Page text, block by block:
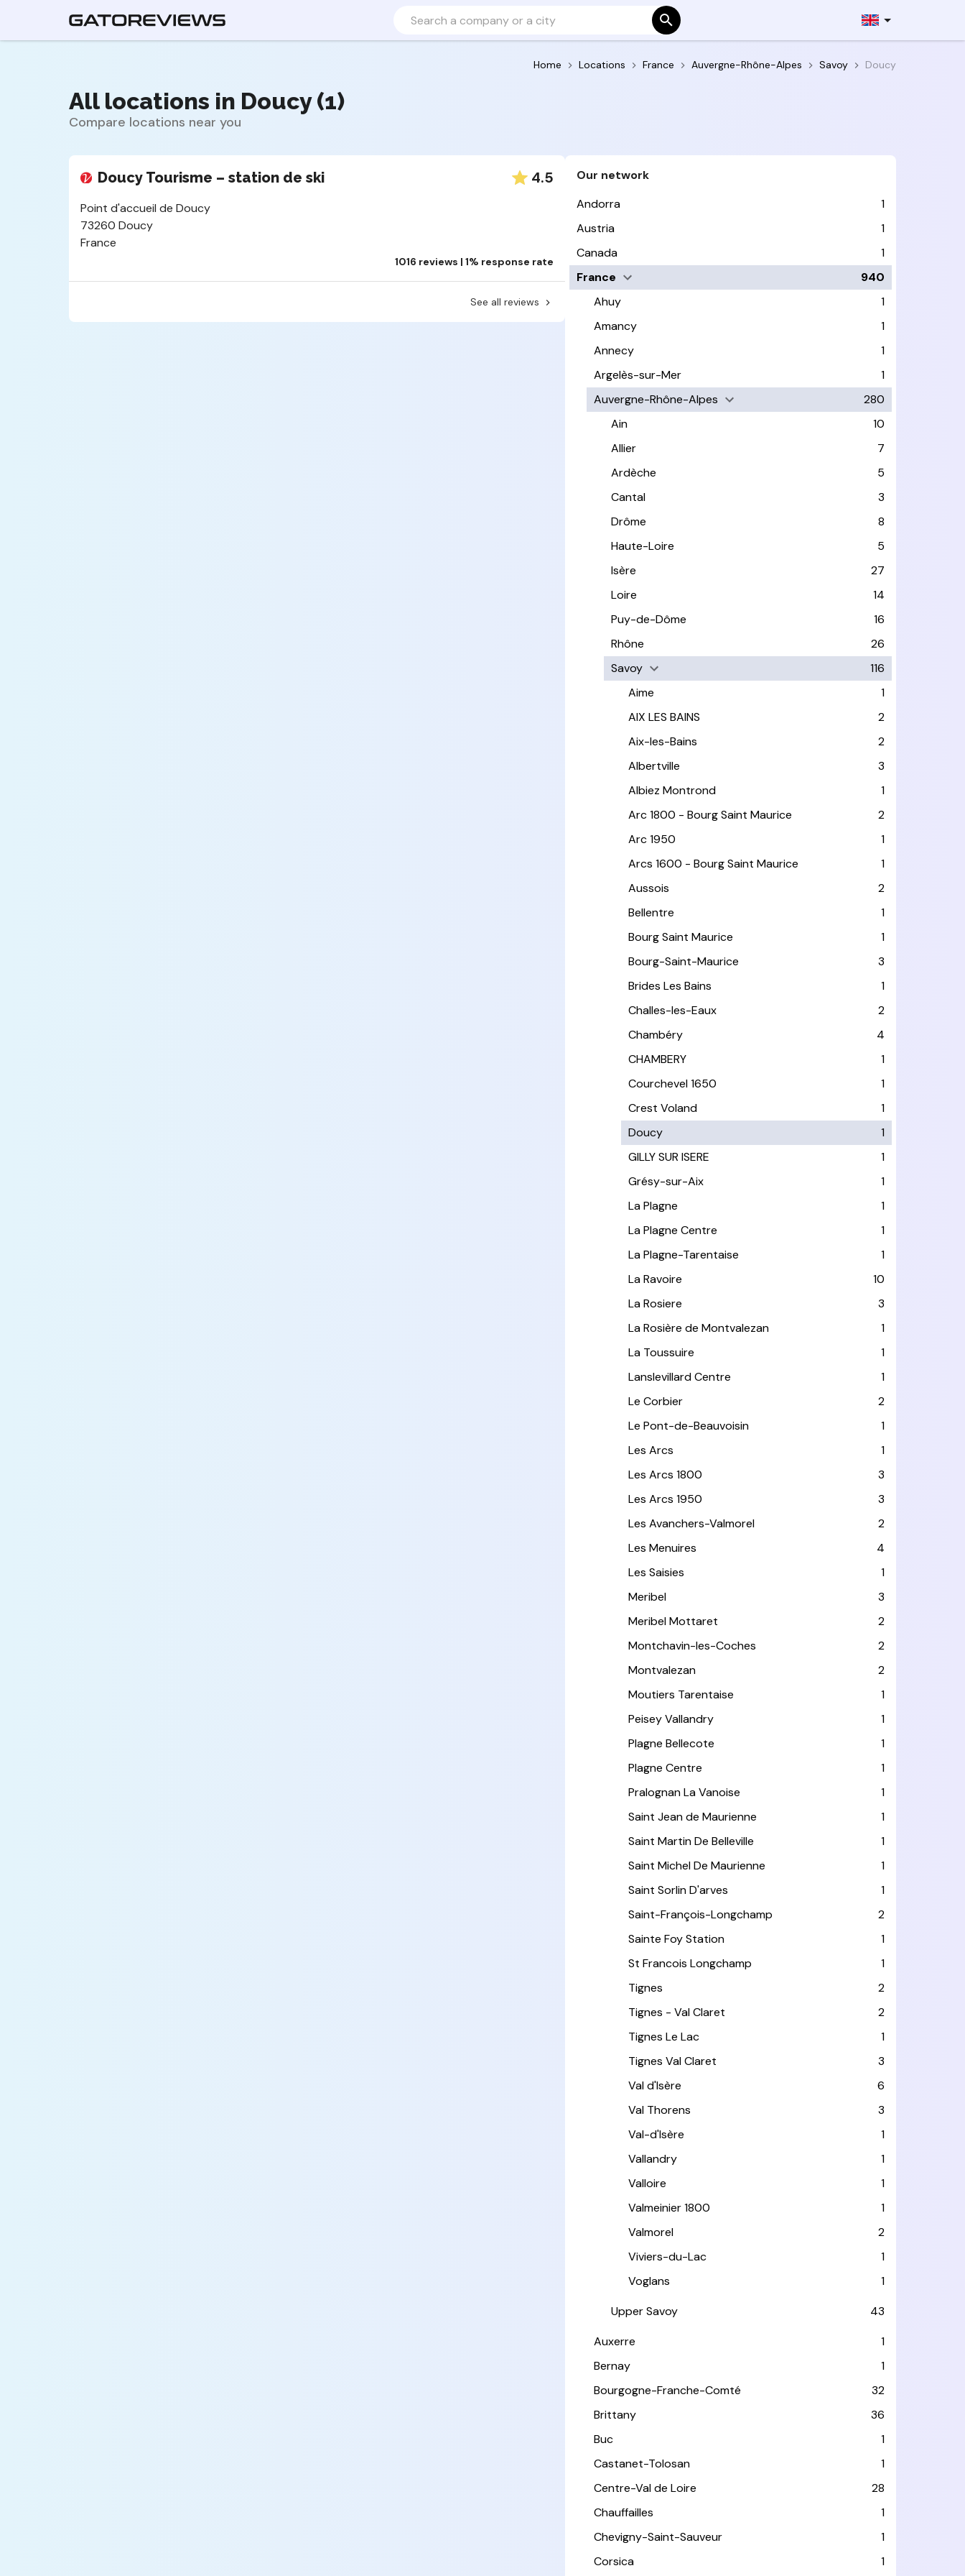
Home Locations France Auvergne-Rhône-Alpes Savoy Doucy
All locations in Doucy (1)
Compare locations near you
Doucy Tourisme – station de ski 4.5
Point d'accueil de Doucy
73260 Doucy
France
1016 reviews | 1% response rate
See all reviews
Our network
Andorra
1
Austria
1
Canada
1
France
940
Ahuy
1
Amancy
1
Annecy
1
Argelès-sur-Mer
1
Auvergne-Rhône-Alpes
280
Ain
10
Allier
7
Ardèche
5
Cantal
3
Drôme
8
Haute-Loire
5
Isère
27
Loire
14
Puy-de-Dôme
16
Rhône
26
Savoy
116
Aime
1
AIX LES BAINS
2
Aix-les-Bains
2
Albertville
3
Albiez Montrond
1
Arc 1800 - Bourg Saint Maurice
2
Arc 1950
1
Arcs 1600 - Bourg Saint Maurice
1
Aussois
2
Bellentre
1
Bourg Saint Maurice
1
Bourg-Saint-Maurice
3
Brides Les Bains
1
Challes-les-Eaux
2
Chambéry
4
CHAMBERY
1
Courchevel 1650
1
Crest Voland
1
Doucy
1
GILLY SUR ISERE
1
Grésy-sur-Aix
1
La Plagne
1
La Plagne Centre
1
La Plagne-Tarentaise
1
La Ravoire
10
La Rosiere
3
La Rosière de Montvalezan
1
La Toussuire
1
Lanslevillard Centre
1
Le Corbier
2
Le Pont-de-Beauvoisin
1
Les Arcs
1
Les Arcs 1800
3
Les Arcs 1950
3
Les Avanchers-Valmorel
2
Les Menuires
4
Les Saisies
1
Meribel
3
Meribel Mottaret
2
Montchavin-les-Coches
2
Montvalezan
2
Moutiers Tarentaise
1
Peisey Vallandry
1
Plagne Bellecote
1
Plagne Centre
1
Pralognan La Vanoise
1
Saint Jean de Maurienne
1
Saint Martin De Belleville
1
Saint Michel De Maurienne
1
Saint Sorlin D'arves
1
Saint-François-Longchamp
2
Sainte Foy Station
1
St Francois Longchamp
1
Tignes
2
Tignes - Val Claret
2
Tignes Le Lac
1
Tignes Val Claret
3
Val d'Isère
6
Val Thorens
3
Val-d'Isère
1
Vallandry
1
Valloire
1
Valmeinier 1800
1
Valmorel
2
Viviers-du-Lac
1
Voglans
1
Upper Savoy
43
Auxerre
1
Bernay
1
Bourgogne-Franche-Comté
32
Brittany
36
Buc
1
Castanet-Tolosan
1
Centre-Val de Loire
28
Chauffailles
1
Chevigny-Saint-Sauveur
1
Corsica
1